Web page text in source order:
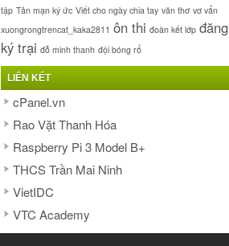
tập Tản mạn ký ức Viết cho ngày chia tay văn thơ vơ vẩn
xuongrongtrencat_kaka2811 ôn thi đoàn kết lớp đăng
ký trại đỗ minh thanh đội bóng rổ
LIÊN KẾT
cPanel.vn
Rao Vặt Thanh Hóa
Raspberry Pi 3 Model B+
THCS Trần Mai Ninh
VietIDC
VTC Academy